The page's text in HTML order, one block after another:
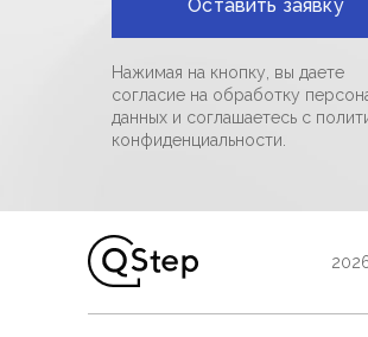
Нажимая на кнопку, вы даете
согласие на обработку
данных и соглашаетесь c
конфиденциальности.